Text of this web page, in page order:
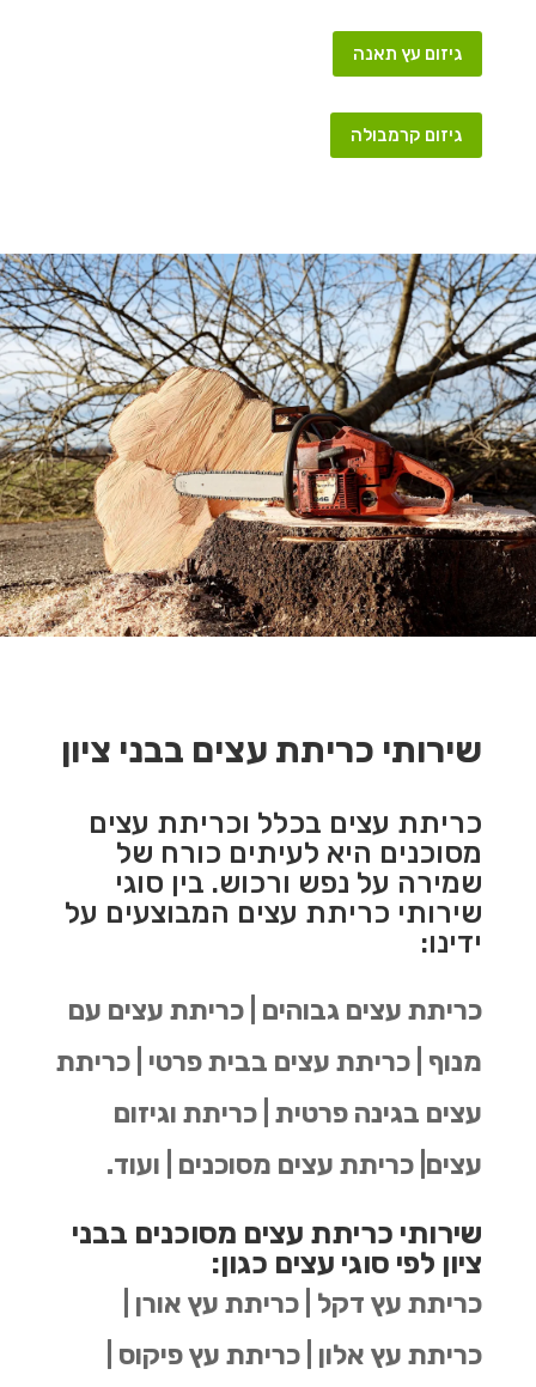
גיזום עץ תאנה
גיזום קרמבולה
שירותי כריתת עצים בבני ציון
כריתת עצים בכלל וכריתת עצים
מסוכנים היא לעיתים כורח של
שמירה על נפש ורכוש. בין סוגי
שירותי כריתת עצים המבוצעים על
ידינו:
כריתת עצים גבוהים | כריתת עצים עם
מנוף | כריתת עצים בבית פרטי | כריתת
עצים בגינה פרטית | כריתת וגיזום
עצים| כריתת עצים מסוכנים | ועוד.
שירותי כריתת עצים מסוכנים בבני
ציון לפי סוגי עצים כגון:
כריתת עץ דקל | כריתת עץ אורן |
כריתת עץ אלון | כריתת עץ פיקוס |